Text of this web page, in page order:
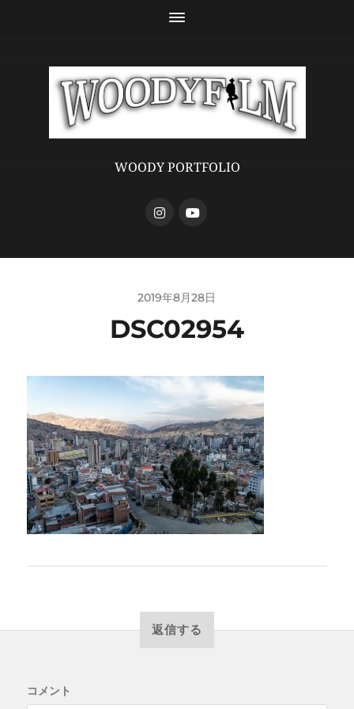
WOODY PORTFOLIO
2019年8月28日
DSC02954
返信する
コメント